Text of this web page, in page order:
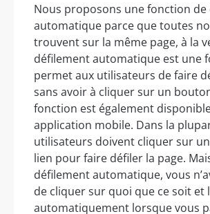
Nous proposons une fonction
automatique parce que toutes
trouvent sur la même page, à la
défilement automatique est une
permet aux utilisateurs de faire
sans avoir à cliquer sur un
fonction est également
application mobile. Dans la
utilisateurs doivent cliquer sur
lien pour faire défiler la page.
défilement automatique, vous
de cliquer sur quoi que ce soit et
automatiquement lorsque vous